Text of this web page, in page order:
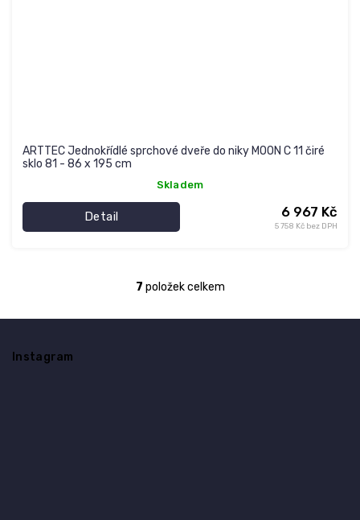
ARTTEC Jednokřídlé sprchové dveře do niky MOON C 11 čiré
sklo 81 - 86 x 195 cm
Skladem
5 758 Kč bez DPH
6 967 Kč
Detail
O
l
7 položek celkem
Instagram